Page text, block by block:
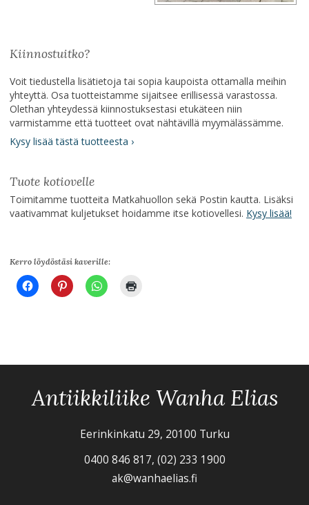
Kiinnostuitko?
Voit tiedustella lisätietoja tai sopia kaupoista ottamalla meihin
yhteyttä. Osa tuotteistamme sijaitsee erillisessä varastossa.
Olethan yhteydessä kiinnostuksestasi etukäteen niin
varmistamme että tuotteet ovat nähtävillä myymälässämme.
Kysy lisää tästä tuotteesta ›
Tuote kotiovelle
Toimitamme tuotteita Matkahuollon sekä Postin kautta. Lisäksi
vaativammat kuljetukset hoidamme itse kotiovellesi. Kysy lisää!
Kerro löydöstäsi kaverille:
Antiikkiliike Wanha Elias
Eerinkinkatu 29, 20100 Turku
0400 846 817, (02) 233 1900
ak@wanhaelias.fi